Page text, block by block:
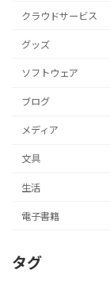
クラウドサービス
グッズ
ソフトウェア
ブログ
メディア
文具
生活
電子書籍
タグ